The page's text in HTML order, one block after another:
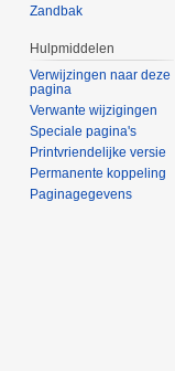
Zandbak
Hulpmiddelen
Verwijzingen naar deze
pagina
Verwante wijzigingen
Speciale pagina's
Printvriendelijke versie
Permanente koppeling
Paginagegevens